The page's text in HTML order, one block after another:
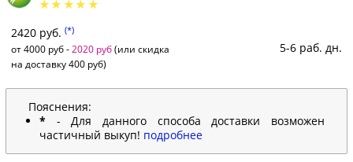
2420 руб. (*)
от 4000 руб - 2020 руб(или скидка
на доставку 400 руб)
5-6 раб. дн.
Пояснения:
* - Для данного способа доставки возможен
частичный выкуп! подробнее